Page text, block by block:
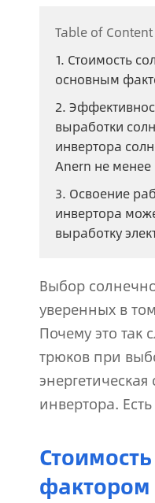
Table of Content
1. Стоимость
основным
2.
выработки
инвертора
Anern не
3. Освоение
инвертора
выработку
Выбор
уверенных в
Почему это так
трюков при
инвертора.
фактором